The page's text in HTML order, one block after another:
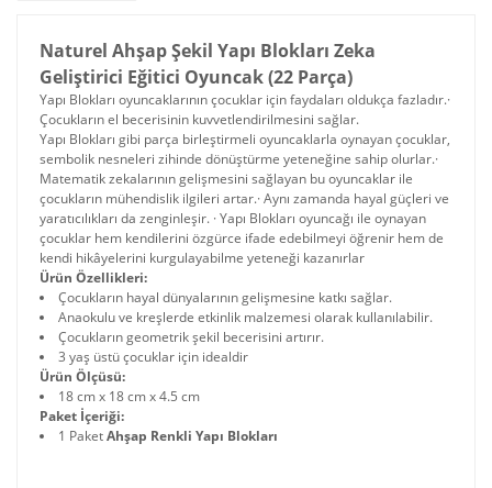
Naturel Ahşap Şekil Yapı Blokları Zeka
Geliştirici Eğitici Oyuncak (22 Parça)
Yapı Blokları oyuncaklarının çocuklar için faydaları oldukça fazladır.·
Çocukların el becerisinin kuvvetlendirilmesini sağlar.
Yapı Blokları gibi parça birleştirmeli oyuncaklarla oynayan çocuklar,
sembolik nesneleri zihinde dönüştürme yeteneğine sahip olurlar.·
Matematik zekalarının gelişmesini sağlayan bu oyuncaklar ile
çocukların mühendislik ilgileri artar.· Aynı zamanda hayal güçleri ve
yaratıcılıkları da zenginleşir. · Yapı Blokları oyuncağı ile oynayan
çocuklar hem kendilerini özgürce ifade edebilmeyi öğrenir hem de
kendi hikâyelerini kurgulayabilme yeteneği kazanırlar
Ürün Özellikleri:
Çocukların hayal dünyalarının gelişmesine katkı sağlar.
Anaokulu ve kreşlerde etkinlik malzemesi olarak kullanılabilir.
Çocukların geometrik şekil becerisini artırır.
3 yaş üstü çocuklar için idealdir
Ürün Ölçüsü:
18 cm x 18 cm x 4.5 cm
Paket İçeriği:
1 PaketAhşap Renkli Yapı Blokları